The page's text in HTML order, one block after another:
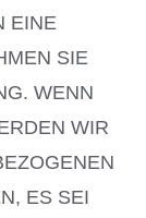
EINE
SIE
WENN
WIR
ES SEI